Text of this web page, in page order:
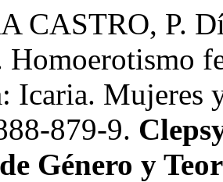
CASTRO, P.
Homoerotismo
Icaria. Mujeres
879-9.
Género y